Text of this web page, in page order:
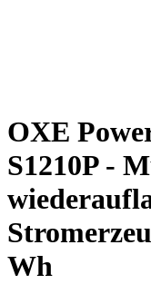
OXE
S1210P -
Wh